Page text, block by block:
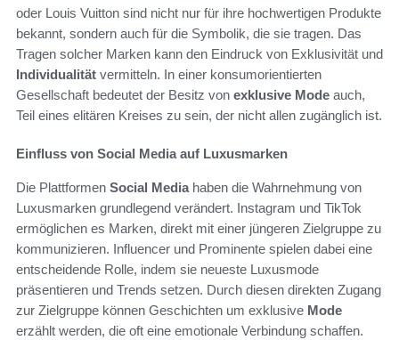
oder Louis Vuitton sind nicht nur für ihre hochwertigen Produkte
bekannt, sondern auch für die Symbolik, die sie tragen. Das
Tragen solcher Marken kann den Eindruck von Exklusivität und
Individualität vermitteln. In einer konsumorientierten
Gesellschaft bedeutet der Besitz von exklusive Mode auch,
Teil eines elitären Kreises zu sein, der nicht allen zugänglich ist.
Einfluss von Social Media auf Luxusmarken
Die Plattformen Social Mediahaben die Wahrnehmung von
Luxusmarken grundlegend verändert. Instagram und TikTok
ermöglichen es Marken, direkt mit einer jüngeren Zielgruppe zu
kommunizieren. Influencer und Prominente spielen dabei eine
entscheidende Rolle, indem sie neueste Luxusmode
präsentieren und Trends setzen. Durch diesen direkten Zugang
zur Zielgruppe können Geschichten um exklusive Mode
erzählt werden, die oft eine emotionale Verbindung schaffen.